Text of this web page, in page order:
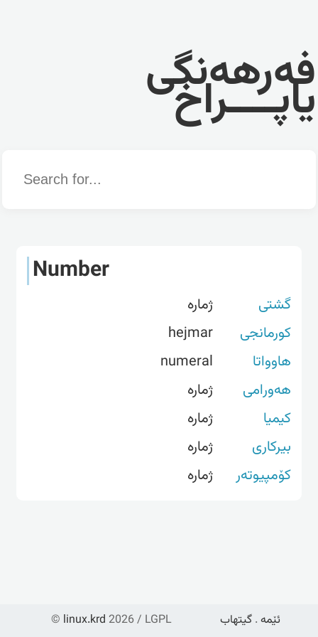
فەرهەنگی
یاپــــراخ
Word
Number
گشتی
ژمارە
کورمانجی
hejmar
هاوواتا
numeral
هەورامی
ژمارە
کیمیا
ژمارە
بیرکاری
ژمارە
کۆمپیوتەر
ژماره‌
© linux.krd 2026 / LGPL ئێمە . گیتهاب